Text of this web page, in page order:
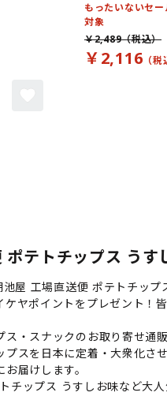
もったいないセ
対象
￥2,116
￥2,489
ポテトチップス う
屋 工場直送便 ポテトチッ
ヤポイントをプレゼント！
・スナックのお取り寄せ
スを日本に定着・大衆化
届けします。
チップス うすしお味など大